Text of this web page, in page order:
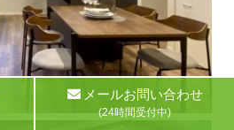
メールお問い合わせ
(24時間受付中)